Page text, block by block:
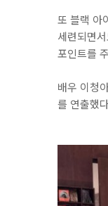
또 블랙 아
세련되면
포인트를
배우 이청
를 연출했